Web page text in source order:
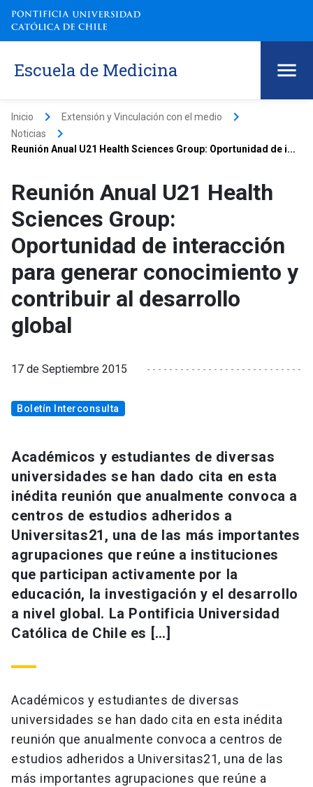
Escuela de Medicina
Inicio keyboard_arrow_right Extensión y Vinculación con el medio keyboard_arrow_right
Noticias keyboard_arrow_right
Reunión Anual U21 Health Sciences Group: Oportunidad de i...
Reunión Anual U21 Health
Sciences Group:
Oportunidad de interacción
para generar conocimiento y
contribuir al desarrollo
global
17 de Septiembre 2015
Boletín Interconsulta
Académicos y estudiantes de diversas
universidades se han dado cita en esta
inédita reunión que anualmente convoca a
centros de estudios adheridos a
Universitas21, una de las más importantes
agrupaciones que reúne a instituciones
que participan activamente por la
educación, la investigación y el desarrollo
a nivel global. La Pontificia Universidad
Católica de Chile es […]
Académicos y estudiantes de diversas
universidades se han dado cita en esta inédita
reunión que anualmente convoca a centros de
estudios adheridos a Universitas21, una de las
más importantes agrupaciones que reúne a